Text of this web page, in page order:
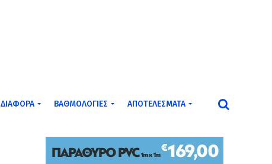
ΔΙΆΦΟΡΑ ΒΑΘΜΟΛΟΓΊΕΣ ΑΠΟΤΕΛΈΣΜΑΤΑ